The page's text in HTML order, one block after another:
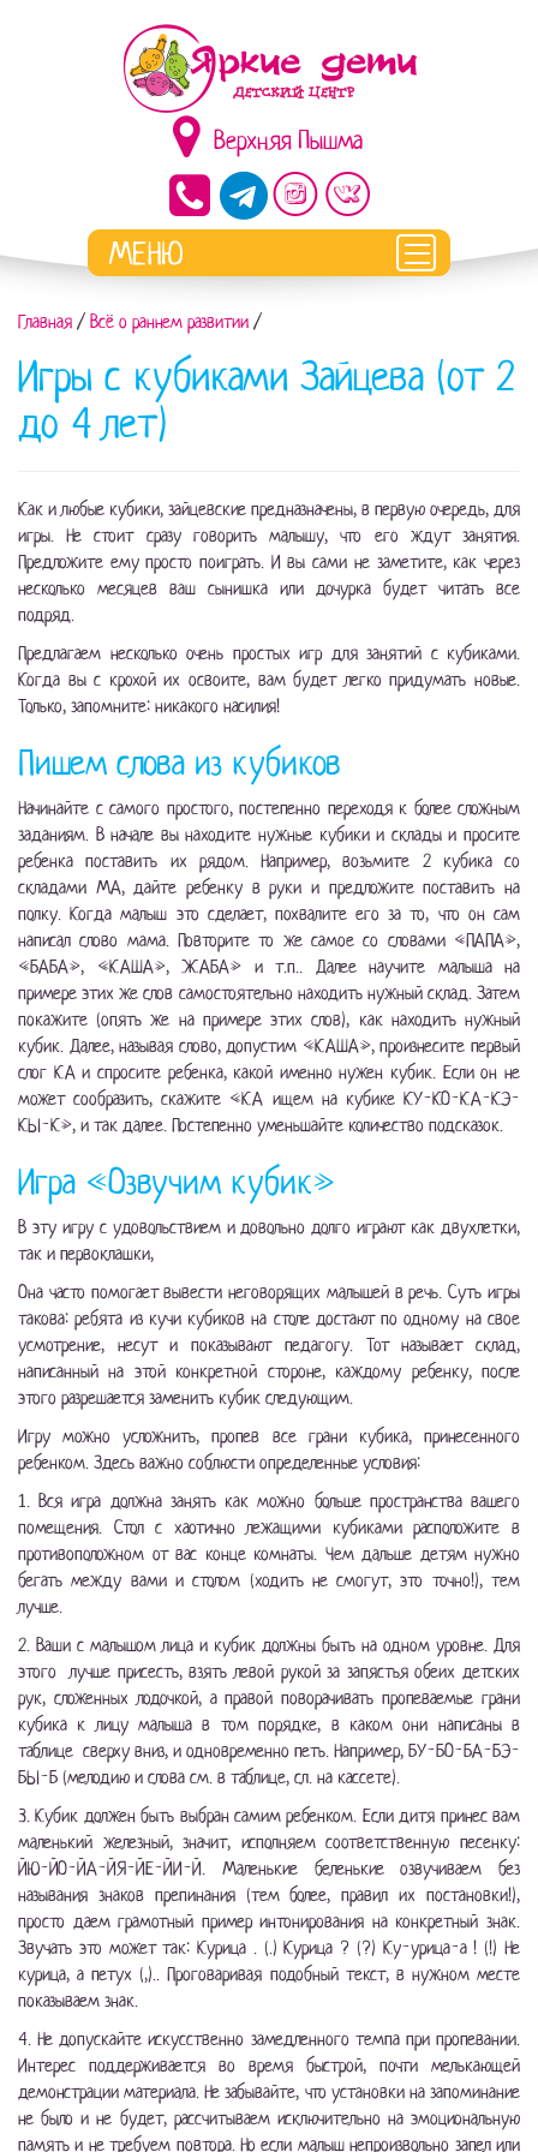
Верхняя Пышма
Главная / Всё о раннем развитии /
Игры с кубиками Зайцева (от 2
до 4 лет)
Как и любые кубики, зайцевские предназначены, в первую очередь, для
игры. Не стоит сразу говорить малышу, что его ждут занятия.
Предложите ему просто поиграть. И вы сами не заметите, как через
несколько месяцев ваш сынишка или дочурка будет читать все
подряд.
Предлагаем несколько очень простых игр для занятий с кубиками.
Когда вы с крохой их освоите, вам будет легко придумать новые.
Только, запомните: никакого насилия!
Пишем слова из кубиков
Начинайте с самого простого, постепенно переходя к более сложным
заданиям. В начале вы находите нужные кубики и склады и просите
ребенка поставить их рядом. Например, возьмите 2 кубика со
складами МА, дайте ребенку в руки и предложите поставить на
полку. Когда малыш это сделает, похвалите его за то, что он сам
написал слово мама. Повторите то же самое со словами «ПАПА»,
«БАБА», «КАША», ЖАБА» и т.п.. Далее научите малыша на
примере этих же слов самостоятельно находить нужный склад. Затем
покажите (опять же на примере этих слов), как находить нужный
кубик. Далее, называя слово, допустим «КАША», произнесите первый
слог КА и спросите ребенка, какой именно нужен кубик. Если он не
может сообразить, скажите «КА ищем на кубике КУ-КО-КА-КЭ-
КЫ-К», и так далее. Постепенно уменьшайте количество подсказок.
Игра «Озвучим кубик»
В эту игру с удовольствием и довольно долго играют как двухлетки,
так и первоклашки,
Она часто помогает вывести неговорящих малышей в речь. Суть игры
такова: ребята из кучи кубиков на столе достают по одному на свое
усмотрение, несут и показывают педагогу. Тот называет склад,
написанный на этой конкретной стороне, каждому ребенку, после
этого разрешается заменить кубик следующим.
Игру можно усложнить, пропев все грани кубика, принесенного
ребенком. Здесь важно соблюсти определенные условия:
1. Вся игра должна занять как можно больше пространства вашего
помещения. Стол с хаотично лежащими кубиками расположите в
противоположном от вас конце комнаты. Чем дальше детям нужно
бегать между вами и столом (ходить не смогут, это точно!), тем
лучше.
2. Ваши с малышом лица и кубик должны быть на одном уровне. Для
этого лучше присесть, взять левой рукой за запястья обеих детских
рук, сложенных лодочкой, а правой поворачивать пропеваемые грани
кубика к лицу малыша в том порядке, в каком они написаны в
таблице сверху вниз, и одновременно петь. Например, БУ-БО-БА-БЭ-
БЫ-Б (мелодию и слова см. в таблице, сл. на кассете).
3. Кубик должен быть выбран самим ребенком. Если дитя принес вам
маленький железный, значит, исполняем соответственную песенку:
ЙЮ-ЙО-ЙА-ЙЯ-ЙЕ-ЙИ-Й. Маленькие беленькие озвучиваем без
называния знаков препинания (тем более, правил их постановки!),
просто даем грамотный пример интонирования на конкретный знак.
Звучать это может так: Курица . (.) Курица ? (?) Ку-урица-а ! (!) Не
курица, а петух (,).. Проговаривая подобный текст, в нужном месте
показываем знак.
4. Не допускайте искусственно замедленного темпа при пропевании.
Интерес поддерживается во время быстрой, почти мелькающей
демонстрации материала. Не забывайте, что установки на запоминание
не было и не будет, рассчитываем исключительно на эмоциональную
память и не требуем повтора. Но если малыш непроизвольно запел или